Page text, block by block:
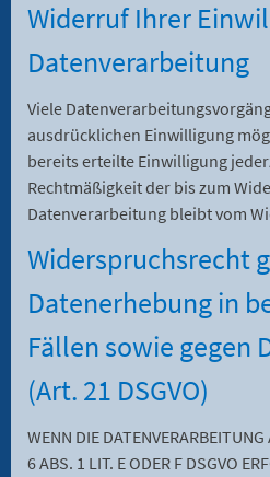
Widerruf Ihrer
Datenverarbeitung
Viele
ausdrücklichen Einwilligung
bereits erteilte Einwilligung
Rechtmäßigkeit der bis zum
Datenverarbeitung bleibt vom
Widerspruchsrecht
Datenerhebung in
Fällen sowie gegen
(Art. 21 DSGVO)
WENN DIE
6 ABS. 1 LIT. E ODER F DSGVO